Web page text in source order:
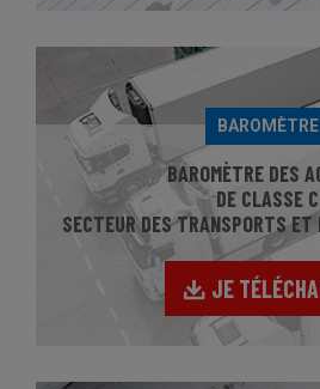
BAROMÈTRE
BAROMÈTRE DES
DE CLASSE C
SECTEUR DES TRANSPORTS ET
JE